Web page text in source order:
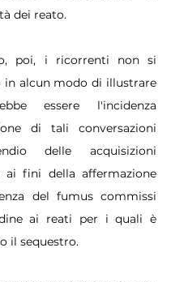
dei reato.
poi, i ricorrenti non si
in alcun modo di illustrare
essere l'incidenza
di tali conversazioni
delle acquisizioni
ai fini della affermazione
del fumus commissi
ai reati per i quali è
il sequestro.